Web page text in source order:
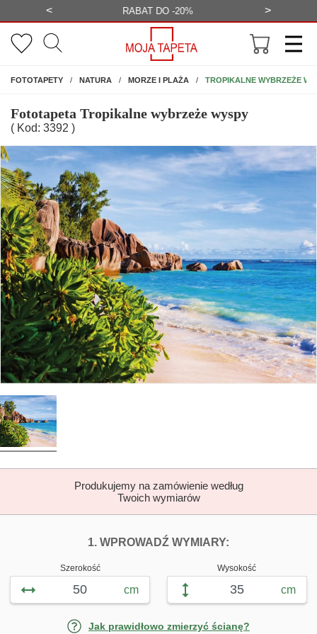
< BEZPŁATNA WIZUALIZACJA >
FOTOTAPETYNA ŚCIANĘ
NATURA MORZE I PLAŻA TROPIKALNE WYBRZEŻE
Fototapeta Tropikalne wybrzeże wyspy
( Kod: 3392 )
Produkujemy na zamówienie według
Twoich wymiarów
1. WPROWADŹ WYMIARY:
Szerokość
cm
Wysokość
cm
Jak prawidłowo zmierzyć ścianę?